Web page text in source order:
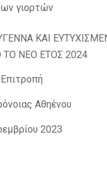
γιορτών
ΚΑΙ
ΝΕΟ ΕΤΟΣ 2024
Αθηένου
2023